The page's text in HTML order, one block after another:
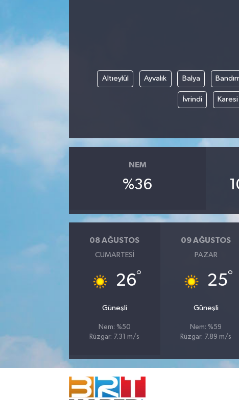
Altıeylül Ayvalık Balya
İvrindi Karesi
NEM
%36
08 AĞUSTOS
CUMARTESI
26°
Güneşli
Nem: %50
Rüzgar: 7.31 m/s
09 AĞUSTOS
PAZAR
25°
Güneşli
Nem: %59
Rüzgar: 7.89 m/s